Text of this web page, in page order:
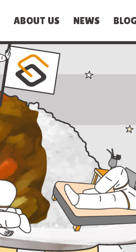
ABOUT US NEWS BLOG